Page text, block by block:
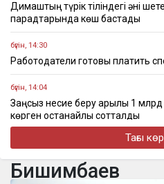
Димаштың түрік тіліндегі әні
парадтарында көш бастады
бүгін, 14:30
Работодатели готовы платить
бүгін, 14:04
Заңсыз несие беру арқылы 1
көрген қостанайлық сотталды
В Астане впервые испытали
пассажиром
Тағы
Бишимбаев